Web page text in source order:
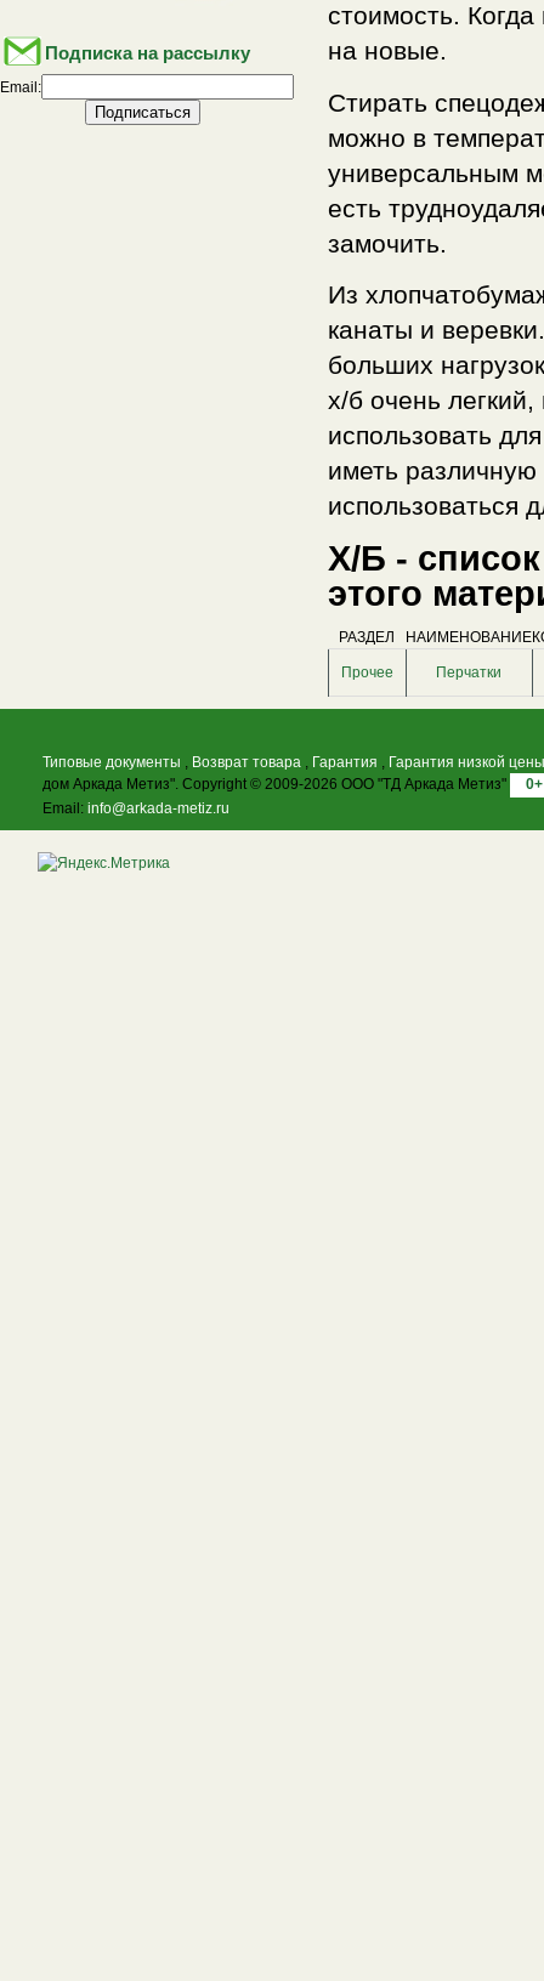
стоимость.
на новые.
Стирать
можно в
универсальным
есть
замочить.
Из
канаты и
больших
х/б очень
использовать
иметь
использоваться
Х/Б -
этого
РАЗДЕЛ НАИМЕНОВАНИЕ
Прочее Перчатки
Подписка на рассылку
Email:
Типовые документы , Возврат товара , Гарантия , Гарантия низкой цены
дом Аркада Метиз". Copyright © 2009-2026 ООО "ТД Аркада Метиз"
0+
Email: info@arkada-metiz.ru